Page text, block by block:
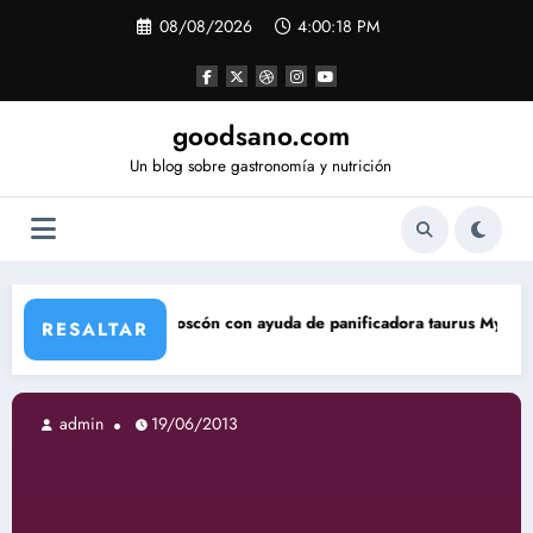
08/08/2026 4:00:19 PM
goodsano.com
Un blog sobre gastronomía y nutrición
RESALTAR
con ayuda de panificadora taurus My Bread Tartas
19/06/2013